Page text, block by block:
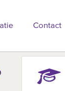
Contact